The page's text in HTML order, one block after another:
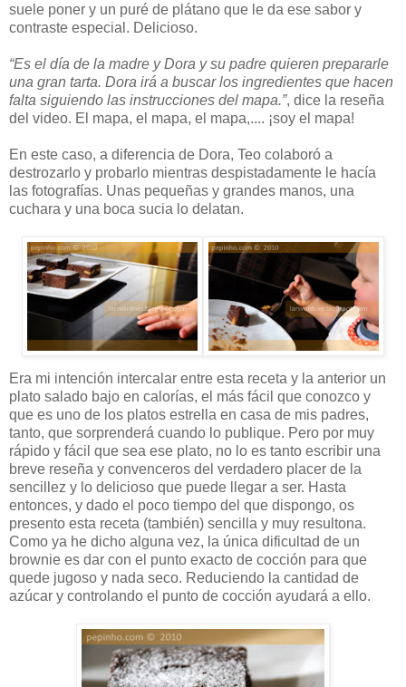
suele poner y un puré de plátano que le da ese sabor y
contraste especial. Delicioso.
“Es el día de la madre y Dora y su padre quieren prepararle
una gran tarta. Dora irá a buscar los ingredientes que hacen
falta siguiendo las instrucciones del mapa.”, dice la reseña
del video. El mapa, el mapa, el mapa,.... ¡soy el mapa!
En este caso, a diferencia de Dora, Teo colaboró a
destrozarlo y probarlo mientras despistadamente le hacía
las fotografías. Unas pequeñas y grandes manos, una
cuchara y una boca sucia lo delatan.
Era mi intención intercalar entre esta receta y la anterior un
plato salado bajo en calorías, el más fácil que conozco y
que es uno de los platos estrella en casa de mis padres,
tanto, que sorprenderá cuando lo publique. Pero por muy
rápido y fácil que sea ese plato, no lo es tanto escribir una
breve reseña y convenceros del verdadero placer de la
sencillez y lo delicioso que puede llegar a ser. Hasta
entonces, y dado el poco tiempo del que dispongo, os
presento esta receta (también) sencilla y muy resultona.
Como ya he dicho alguna vez, la única dificultad de un
brownie es dar con el punto exacto de cocción para que
quede jugoso y nada seco. Reduciendo la cantidad de
azúcar y controlando el punto de cocción ayudará a ello.